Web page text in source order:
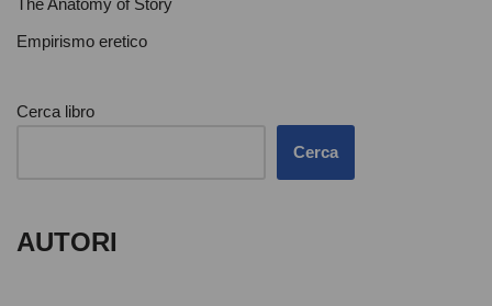
Empirismo eretico
Cerca libro
Cerca
AUTORI